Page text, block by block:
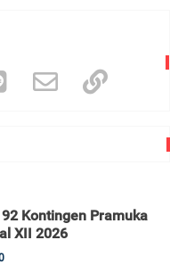
Kontingen Pramuka
XII 2026